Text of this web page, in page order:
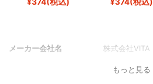
¥374(税込) ¥374(税込)
メーカー会社名 株式会社VITA
もっと見る